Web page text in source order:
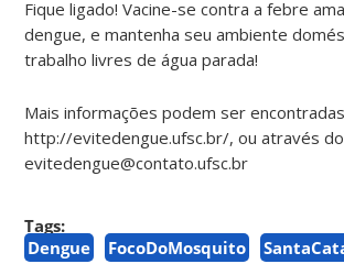
Fique ligado! Vacine-se contra a febre
dengue, e mantenha seu ambiente
trabalho livres de água parada!
Mais informações podem ser
http://evitedengue.ufsc.br/, ou através
evitedengue@contato.ufsc.br
Tags:
Dengue
FocoDoMosquito